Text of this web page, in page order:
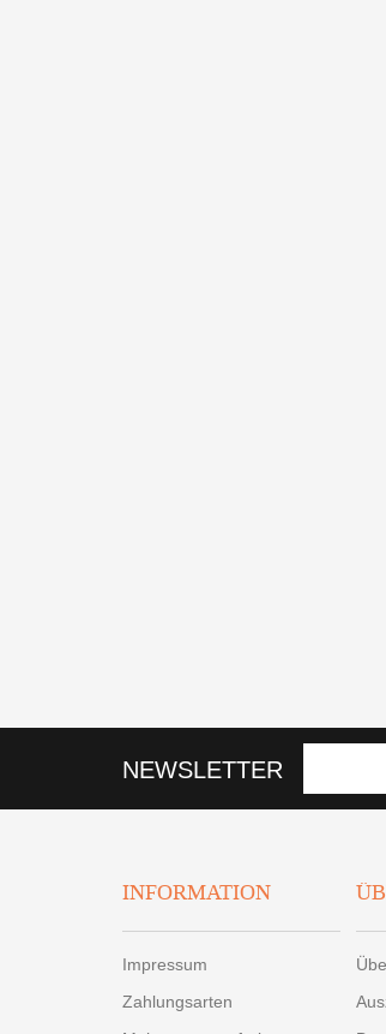
NEWSLETTER
INFORMATION
Impressum
Zahlungsarten